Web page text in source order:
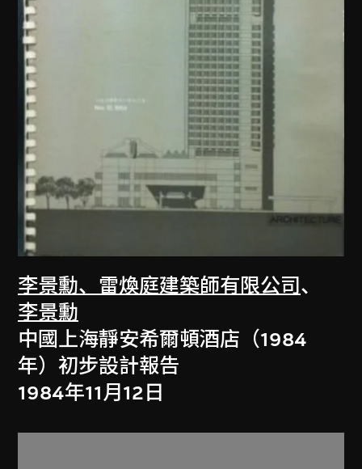
李景勳、雷煥庭建築師有限公司 、
李景勳
中國上海靜安希爾頓酒店（1984
年）初步設計報告
1984年11月12日